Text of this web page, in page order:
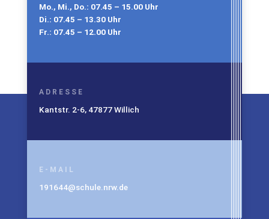
Mo., Mi., Do.: 07.45 – 15.00 Uhr
Di.: 07.45 – 13.30 Uhr
Fr.: 07.45 – 12.00 Uhr
ADRESSE
Kantstr. 2-6, 47877 Willich
E-MAIL
191644@schule.nrw.de